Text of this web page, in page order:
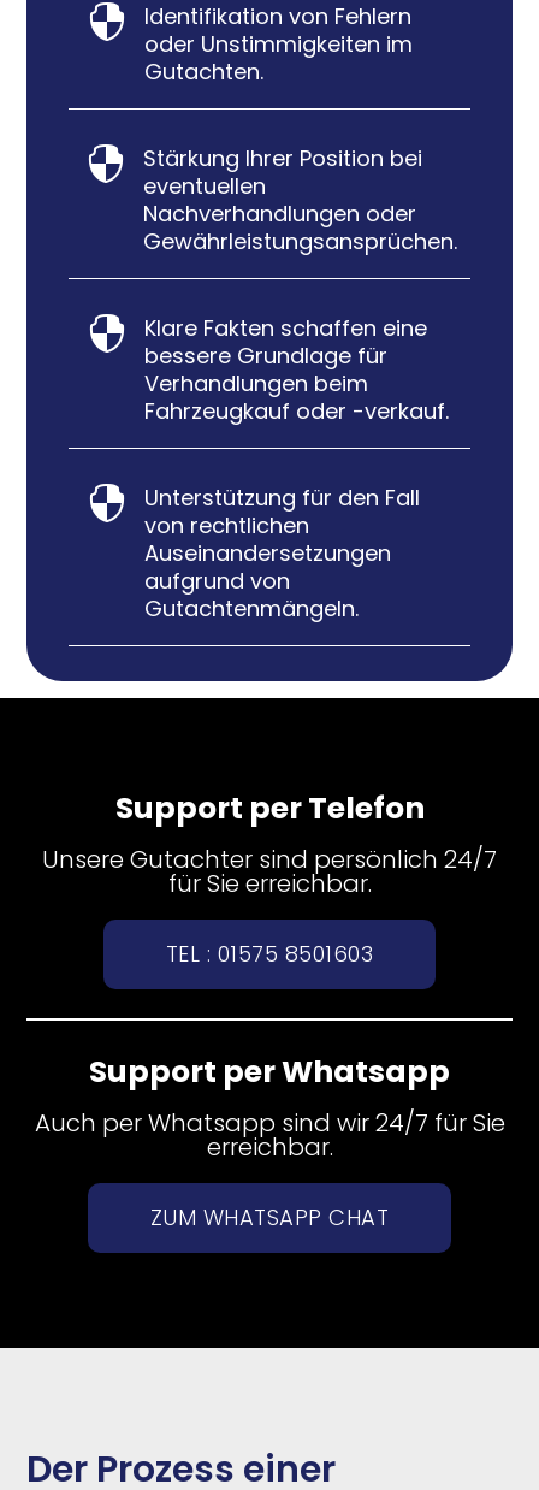

Identifikation von Fehlern
oder Unstimmigkeiten im
Gutachten.

Stärkung Ihrer Position bei
eventuellen
Nachverhandlungen oder
Gewährleistungsansprüchen.

Klare Fakten schaffen eine
bessere Grundlage für
Verhandlungen beim
Fahrzeugkauf oder -verkauf.

Unterstützung für den Fall
von rechtlichen
Auseinandersetzungen
aufgrund von
Gutachtenmängeln.
Support per Telefon
Unsere Gutachter sind persönlich 24/7
für Sie erreichbar.
TEL : 01575 8501603
Support per Whatsapp
Auch per Whatsapp sind wir 24/7 für Sie
erreichbar.
ZUM WHATSAPP CHAT
Der Prozess einer